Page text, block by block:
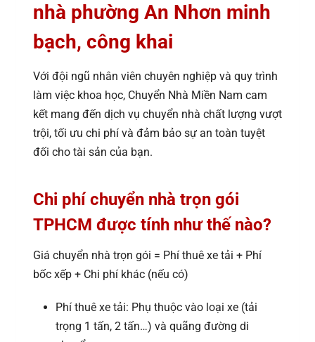
nhà phường An Nhơn minh
bạch, công khai
Với đội ngũ nhân viên chuyên nghiệp và quy trình
làm việc khoa học, Chuyển Nhà Miền Nam cam
kết mang đến dịch vụ chuyển nhà chất lượng vượt
trội, tối ưu chi phí và đảm bảo sự an toàn tuyệt
đối cho tài sản của bạn.
Chi phí chuyển nhà trọn gói
TPHCM được tính như thế nào?
Giá chuyển nhà trọn gói = Phí thuê xe tải + Phí
bốc xếp + Chi phí khác (nếu có)
Phí thuê xe tải: Phụ thuộc vào loại xe (tải
trọng 1 tấn, 2 tấn…) và quãng đường di